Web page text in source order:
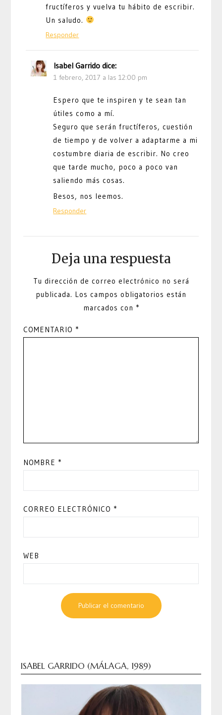
fructíferos y vuelva tu hábito de escribir.
Un saludo.
Responder
Isabel Garrido dice:
1 febrero, 2017 a las 12:00 pm
Espero que te inspiren y te sean tan
útiles como a mí.
Seguro que serán fructíferos, cuestión
de tiempo y de volver a adaptarme a mi
costumbre diaria de escribir. No creo
que tarde mucho, poco a poco van
saliendo más cosas.
Besos, nos leemos.
Responder
Deja una respuesta
Tu dirección de correo electrónico no será
publicada. Los campos obligatorios están
marcados con *
COMENTARIO *
NOMBRE *
CORREO ELECTRÓNICO *
WEB
ISABEL GARRIDO (MÁLAGA, 1989)